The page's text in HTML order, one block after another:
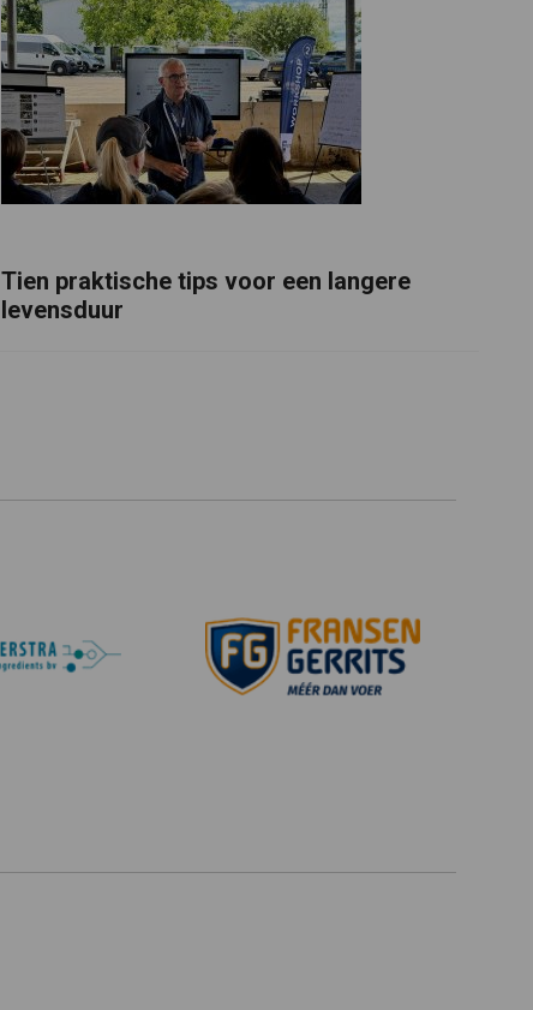
Tien praktische tips voor een langere
levensduur